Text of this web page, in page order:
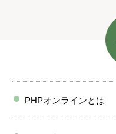
PHPオンラインとは